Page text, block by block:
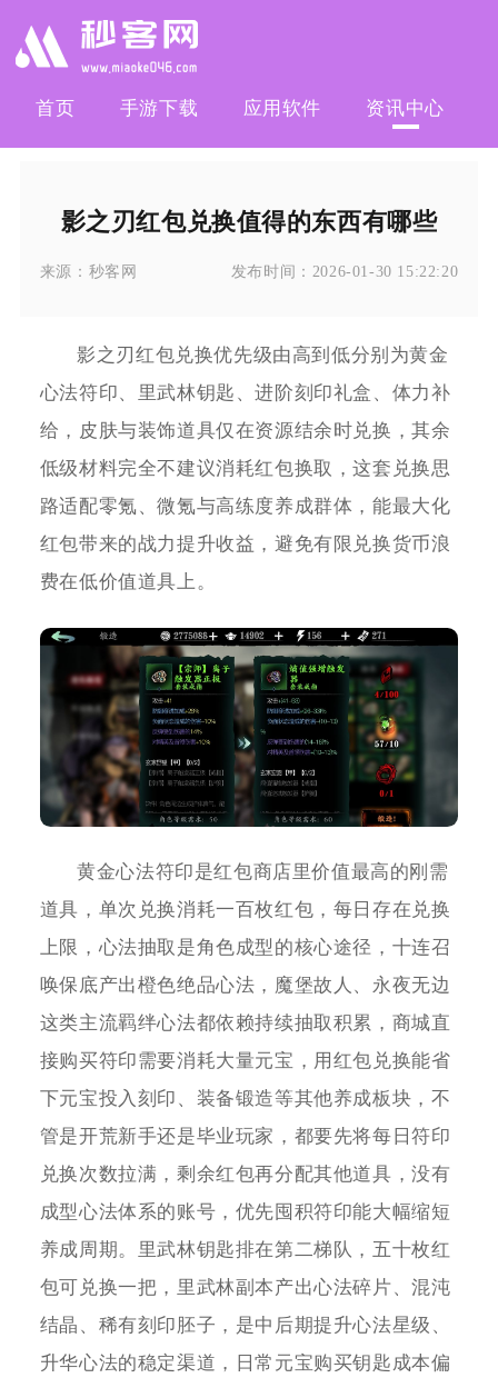
首页 手游下载 应用软件 资讯中心
影之刃红包兑换值得的东西有哪些
来源： 秒客网 发布时间： 2026-01-30 15:22:20
影之刃红包兑换优先级由高到低分别为黄金
心法符印、里武林钥匙、进阶刻印礼盒、体力补
给，皮肤与装饰道具仅在资源结余时兑换，其余
低级材料完全不建议消耗红包换取，这套兑换思
路适配零氪、微氪与高练度养成群体，能最大化
红包带来的战力提升收益，避免有限兑换货币浪
费在低价值道具上。
黄金心法符印是红包商店里价值最高的刚需
道具，单次兑换消耗一百枚红包，每日存在兑换
上限，心法抽取是角色成型的核心途径，十连召
唤保底产出橙色绝品心法，魔堡故人、永夜无边
这类主流羁绊心法都依赖持续抽取积累，商城直
接购买符印需要消耗大量元宝，用红包兑换能省
下元宝投入刻印、装备锻造等其他养成板块，不
管是开荒新手还是毕业玩家，都要先将每日符印
兑换次数拉满，剩余红包再分配其他道具，没有
成型心法体系的账号，优先囤积符印能大幅缩短
养成周期。里武林钥匙排在第二梯队，五十枚红
包可兑换一把，里武林副本产出心法碎片、混沌
结晶、稀有刻印胚子，是中后期提升心法星级、
升华心法的稳定渠道，日常元宝购买钥匙成本偏